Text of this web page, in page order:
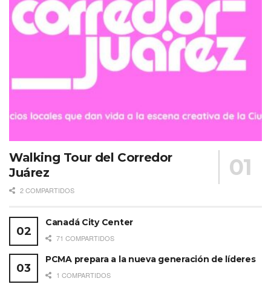
Walking Tour del Corredor
Juárez
2 COMPARTIDOS
Canadá City Center
71 COMPARTIDOS
PCMA prepara a la nueva generación de líderes
1 COMPARTIDOS